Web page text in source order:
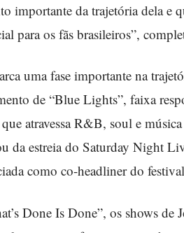
importante da trajetória dela e
para os fãs brasileiros”,
uma fase importante na
de “Blue Lights”, faixa
atravessa R&B, soul e
da estreia do Saturday Night
como co-headliner do
Done Is Done”, os shows